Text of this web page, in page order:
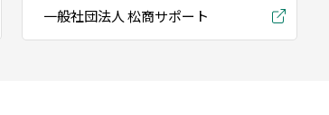
一般社団法人 松商サポート